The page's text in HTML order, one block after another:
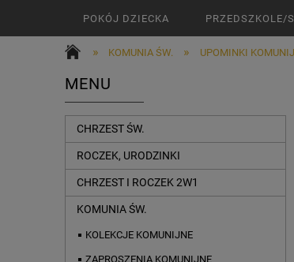
POKÓJ DZIECKA PRZEDSZKOLE/
» KOMUNIA ŚW. » UPOMINKI
MENU
CHRZEST ŚW.
ROCZEK, URODZINKI
CHRZEST I ROCZEK 2W1
KOMUNIA ŚW.
KOLEKCJE KOMUNIJNE
ZAPROSZENIA KOMUNIJNE